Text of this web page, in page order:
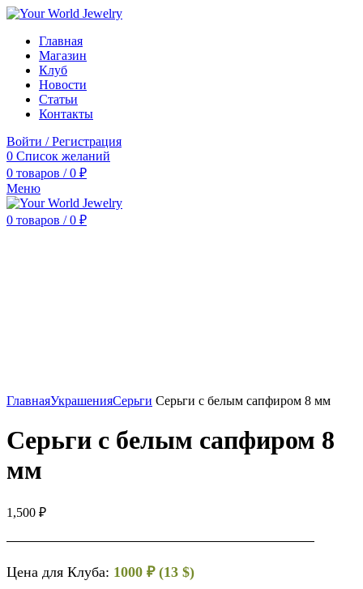
Главная
Магазин
Клуб
Новости
Статьи
Контакты
Войти / Регистрация
0 Список желаний
0 товаров / 0 ₽
Меню
0 товаров / 0 ₽
ГлавнаяУкрашенияСерьги Серьги с белым сапфиром 8 мм
Серьги с белым сапфиром 8
мм
1,500 ₽
Цена для Клуба: 1000 ₽ (13 $)